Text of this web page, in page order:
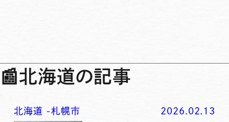
📰北海道の記事
北海道 -札幌市 2026.02.13